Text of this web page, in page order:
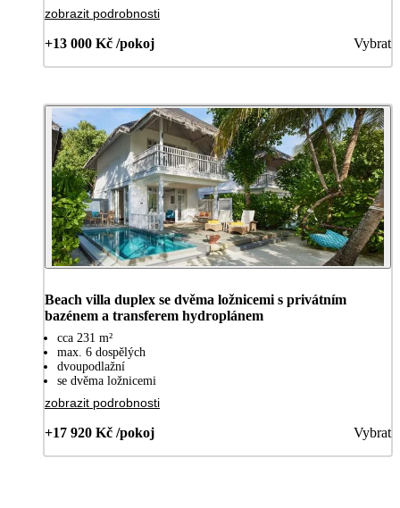
zobrazit podrobnosti
+13 000 Kč /pokoj Vybrat
Beach villa duplex se dvěma ložnicemi s privátním
bazénem a transferem hydroplánem
cca 231 m²
max. 6 dospělých
dvoupodlažní
se dvěma ložnicemi
zobrazit podrobnosti
+17 920 Kč /pokoj Vybrat